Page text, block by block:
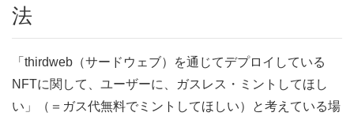
法
「thirdweb（サードウェブ）を通じてデプロイしている
NFTに関して、ユーザーに、ガスレス・ミントしてほし
い」（＝ガス代無料でミントしてほしい）と考えている場